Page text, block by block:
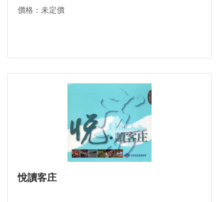
價格：未定價
悅讀客庄